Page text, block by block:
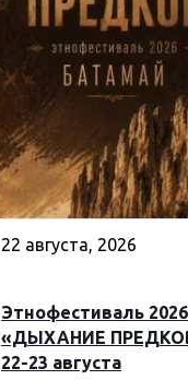
22 августа, 2026
Этнофестиваль
«ДЫХАНИЕ
22-23 августа